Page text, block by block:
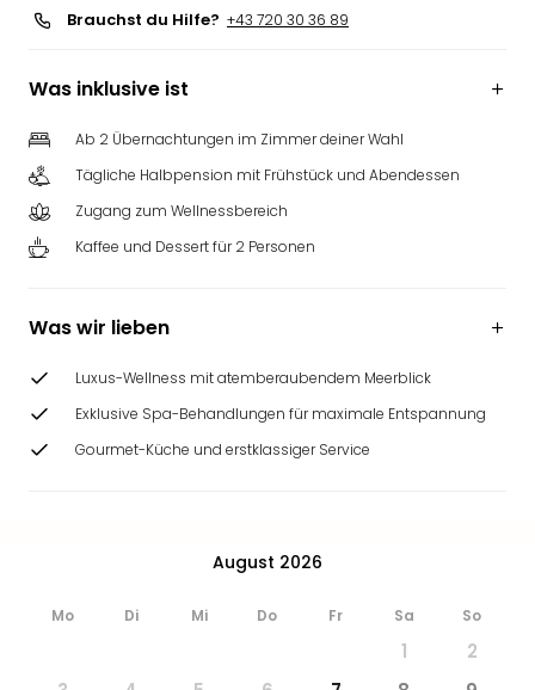
Brauchst du Hilfe? +43 720 30 36 89
Was inklusive ist
Ab 2 Übernachtungen im Zimmer deiner Wahl
Tägliche Halbpension mit Frühstück und Abendessen
Zugang zum Wellnessbereich
Kaffee und Dessert für 2 Personen
Was wir lieben
Luxus-Wellness mit atemberaubendem Meerblick
Exklusive Spa-Behandlungen für maximale Entspannung
Gourmet-Küche und erstklassiger Service
August 2026
Mo Di Mi Do Fr Sa So
1
2